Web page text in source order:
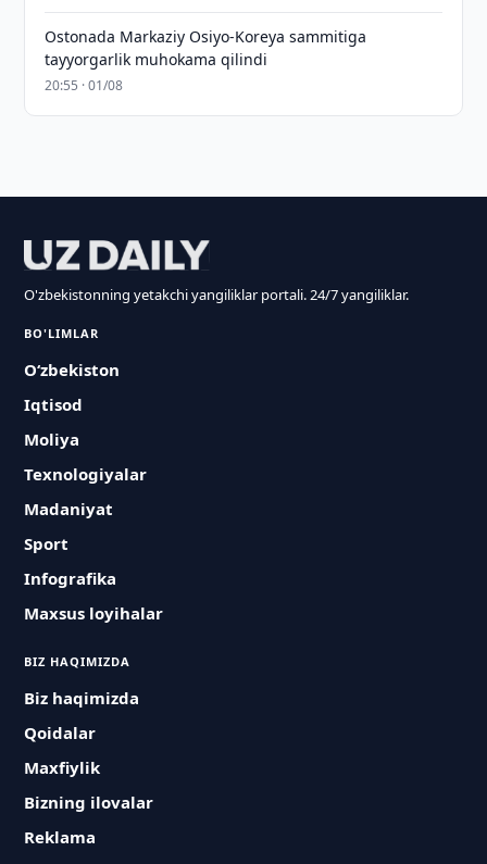
Ostonada Markaziy Osiyo-Koreya sammitiga
tayyorgarlik muhokama qilindi
20:55 · 01/08
O'zbekistonning yetakchi yangiliklar portali. 24/7 yangiliklar.
BO'LIMLAR
O‘zbekiston
Iqtisod
Moliya
Texnologiyalar
Madaniyat
Sport
Infografika
Maxsus loyihalar
BIZ HAQIMIZDA
Biz haqimizda
Qoidalar
Maxfiylik
Bizning ilovalar
Reklama